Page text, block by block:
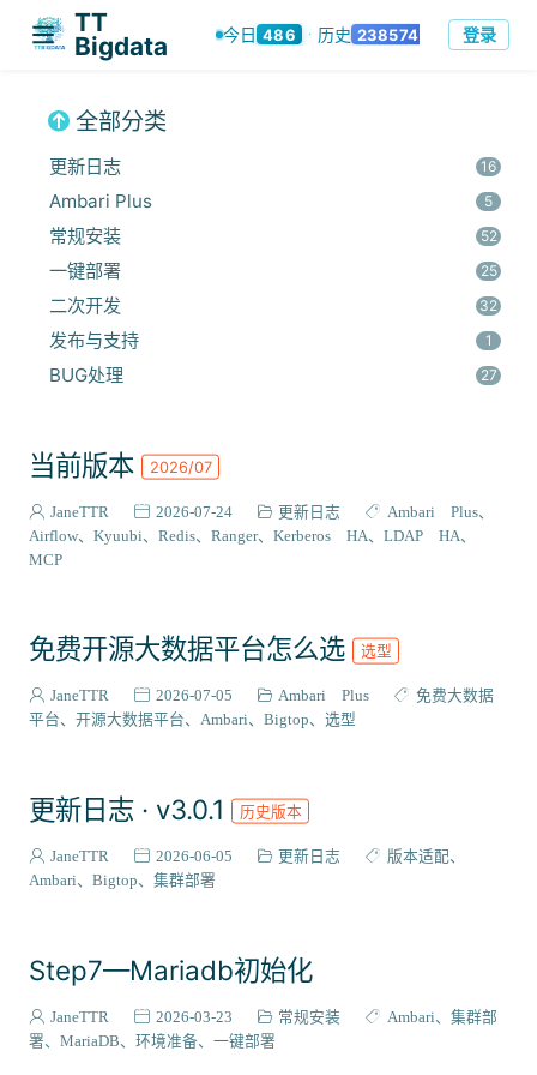
TT
Bigdata
今日 486 · 历史 238574 登录
全部分类
更新日志
16
Ambari Plus 5
常规安装 52
一键部署 25
二次开发 32
发布与支持 1
BUG处理 27
组件安装
报错解决 68
VIEW插件
成神之路
集成案例 31
核心代码
当前版本 2026/07
JaneTTR 2026-07-24 更新日志
Ambari Plus
Airflow
Kyuubi Redis Ranger Kerberos HA
LDAP HA
MCP
免费开源大数据平台怎么选 选型
JaneTTR 2026-07-05 Ambari Plus
免费大数据
平台
开源大数据平台 Ambari Bigtop 选型
更新日志 · v3.0.1 历史版本
JaneTTR 2026-06-05 更新日志
版本适配
Ambari
Bigtop 集群部署
Step7—Mariadb初始化
JaneTTR 2026-03-23 常规安装 Ambari
集群部
署
MariaDB 环境准备 一键部署